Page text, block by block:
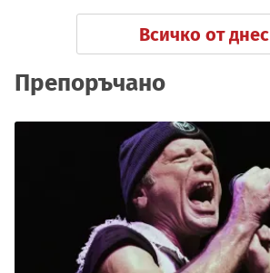
Всичко от днес
Препоръчано